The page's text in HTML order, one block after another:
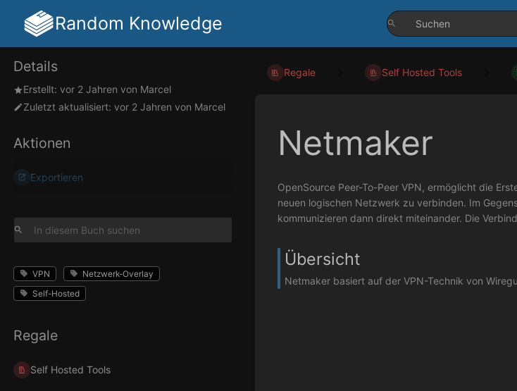
Random Knowledge
Details
Erstellt: vor 2 Jahren von Marcel
Zuletzt aktualisiert: vor 2 Jahren von Marcel
Aktionen
Exportieren
VPN
Netzwerk-Overlay
Self-Hosted
Regale
Self Hosted Tools
Regale Self Hosted Tools
Netmaker
OpenSource Peer-To-Peer VPN, ermöglicht die
neuen logischen Netzwerk zu verbinden. Im
kommunizieren dann direkt miteinander. Die
Übersicht
Netmaker basiert auf der VPN-Technik von